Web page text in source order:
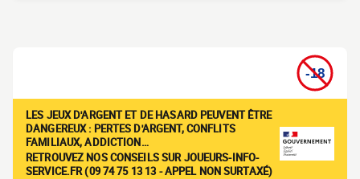
LES JEUX D'ARGENT ET DE HASARD PEUVENT ÊTRE
DANGEREUX : PERTES D'ARGENT, CONFLITS
FAMILIAUX, ADDICTION…
RETROUVEZ NOS CONSEILS SUR JOUEURS-INFO-
SERVICE.FR (09 74 75 13 13 - APPEL NON SURTAXÉ)